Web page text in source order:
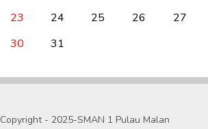
23
24 25 26 27
30
31
Copyright - 2025-SMAN 1 Pulau Malan